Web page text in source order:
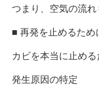
つまり、空気の流れ
■ 再発を止めるため
カビを本当に止める
発生原因の特定